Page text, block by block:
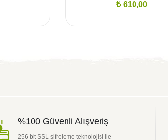
610,00
%100 Güvenli Alışveriş
256 bit SSL şifreleme teknolojisi ile